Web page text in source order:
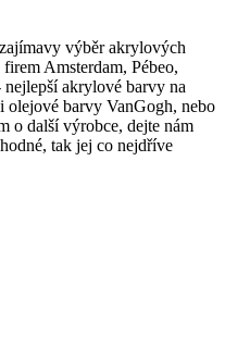
výběr akrylových
Amsterdam, Pébeo,
akrylové barvy na
olejové barvy VanGogh, nebo
o další výrobce, dejte nám
tak jej co nejdříve